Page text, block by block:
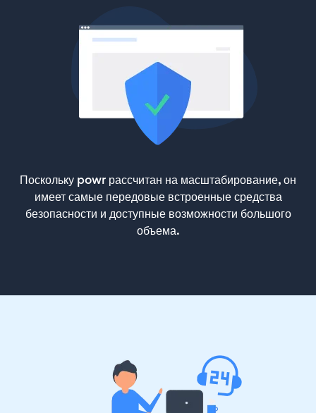
Поскольку powr рассчитан на масштабирование, он
имеет самые передовые встроенные средства
безопасности и доступные возможности большого
объема.